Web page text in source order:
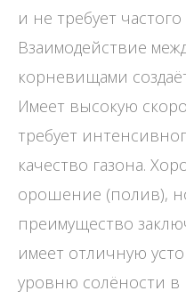
и не требует
Взаимодействие
корневищами
Имеет высокую
требует
качество газона.
орошение (полив),
преимущество
имеет отличную
уровню солёности